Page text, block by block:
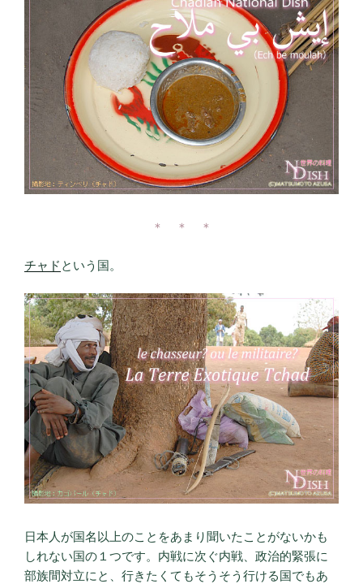
＊ ＊ ＊
チャド という国。
日本人が国名以上のことをあまり聞いたことがないかも
しれない国の１つです。内戦に次ぐ内戦、政治的緊張に
部族間対立にと、行きたくてもそうそう行ける国でもあ